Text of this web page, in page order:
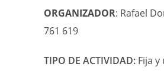
ORGANIZADOR: Rafael
761 619
TIPO DE ACTIVIDAD: Fija y